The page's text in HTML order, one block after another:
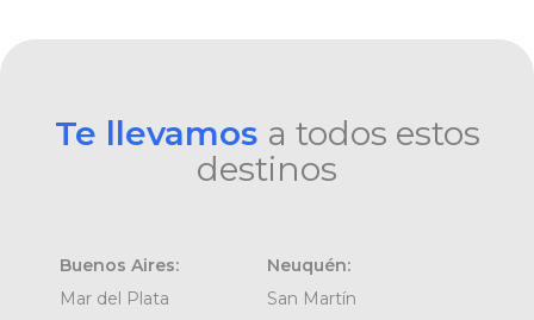
Te llevamos a todos estos
destinos
Buenos Aires:
Mar del Plata
Neuquén:
San Martín